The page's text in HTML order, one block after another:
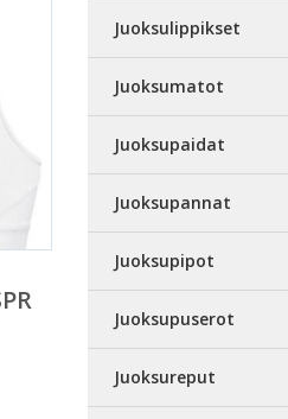
Juoksulippikset
Juoksumatot
Juoksupaidat
Juoksupannat
Juoksupipot
Juoksupuserot
Juoksureput